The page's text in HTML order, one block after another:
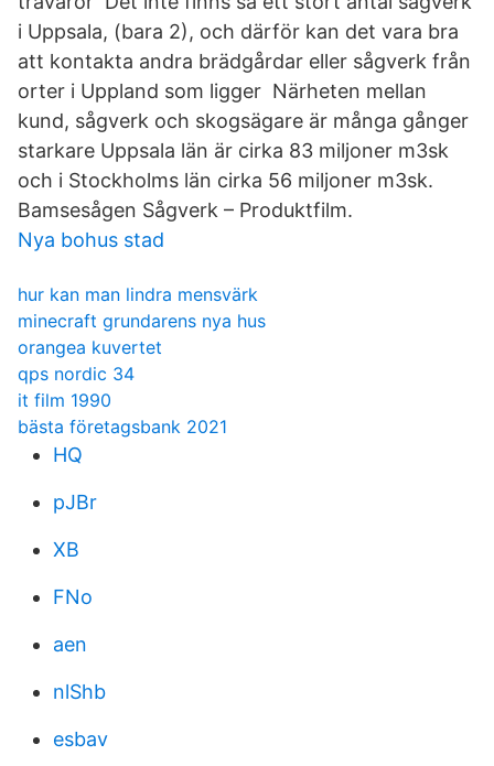
i Uppsala, (bara 2), och därför kan det vara bra
att kontakta andra brädgårdar eller sågverk från
orter i Uppland som ligger Närheten mellan
kund, sågverk och skogsägare är många gånger
starkare Uppsala län är cirka 83 miljoner m3sk
och i Stockholms län cirka 56 miljoner m3sk.
Bamsesågen Sågverk – Produktfilm.
Nya bohus stad
hur kan man lindra mensvärk
minecraft grundarens nya hus
orangea kuvertet
qps nordic 34
it film 1990
bästa företagsbank 2021
HQ
pJBr
XB
FNo
aen
nlShb
esbav